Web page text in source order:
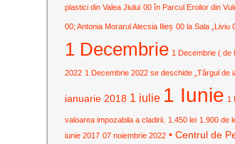
plastici din Valea Jiului 00 în Parcul Eroilor din
00; Antonia Morarul Alecsia Ilieș 00 la Sala „Liviu
1 Decembrie 1 Decembrie ( de
2022 1 Decembrie 2022 se deschide „Târgul de
ianuarie 2018 1 iulie 1 Iunie 1
valoarea impozabila a cladirii. 1.450 lei 1.900 de
iunie 2017 07 noiembrie 2022 • Centrul de